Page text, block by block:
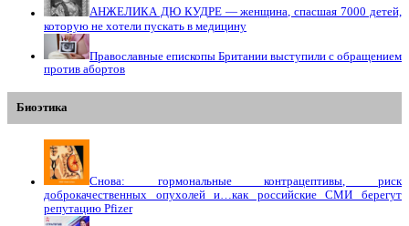
АНЖЕЛИКА ДЮ КУДРЕ — женщина, спасшая 7000 детей,
которую не хотели пускать в медицину
Православные епископы Британии выступили с обращением
против абортов
Биоэтика
Снова: гормональные контрацептивы, риск
доброкачественных опухолей и…как российские СМИ берегут
репутацию Pfizer